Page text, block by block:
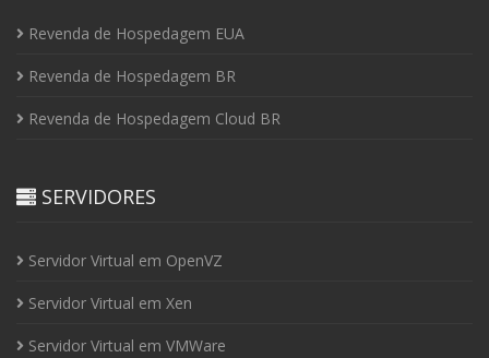
Revenda de Hospedagem EUA
Revenda de Hospedagem BR
Revenda de Hospedagem Cloud BR
SERVIDORES
Servidor Virtual em OpenVZ
Servidor Virtual em Xen
Servidor Virtual em VMWare